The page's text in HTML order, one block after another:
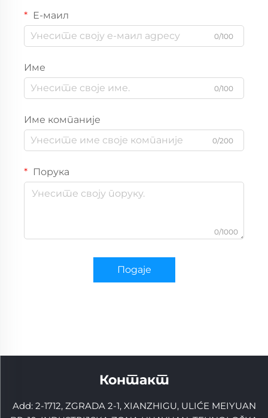
Е-маил
0/100
Име
0/100
Име компаније
0/200
Порука
0/1000
Подаје
Контакт
Add: 2-1712, ZGRADA 2-1, XIANZHIGU, ULIĆE MEIYUAN